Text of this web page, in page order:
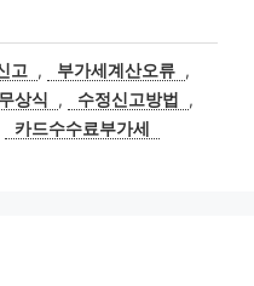
고 , 부가세계산오류 ,
상식 , 수정신고방법
,
카드수수료부가세